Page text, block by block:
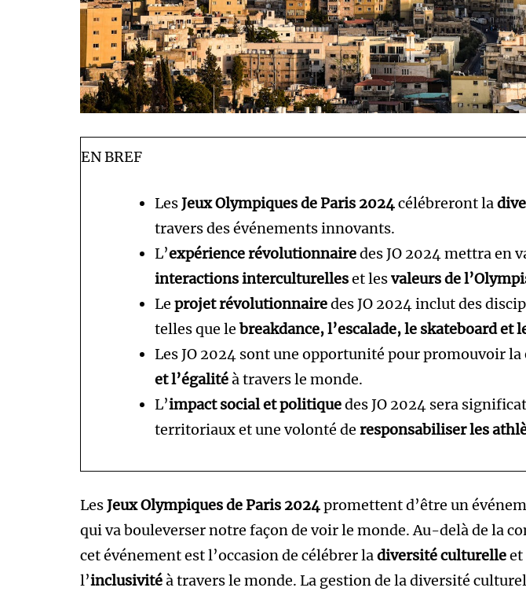
EN BREF
LesJeux Olympiques de Paris 2024célébreront la
travers des événements innovants.
L’expérience révolutionnairedes JO 2024 mettra en
interactions interculturelleset lesvaleurs de
Le projet révolutionnairedes JO 2024 inclut des
telles que le breakdance, l’escalade, le skateboard et
Les JO 2024 sont une opportunité pour promouvoir la
et l’égalitéà travers le monde.
L’impact social et politiquedes JO 2024 sera
territoriaux et une volonté de responsabiliser les
LesJeux Olympiques de Paris 2024promettent d’être un
qui va bouleverser notre façon de voir le monde. Au-delà de la
cet événement est l’occasion de célébrer ladiversité culturelleet
l’inclusivitéà travers le monde. La gestion de la diversité